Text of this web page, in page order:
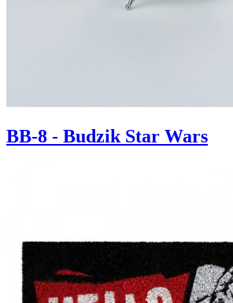
BB-8 - Budzik Star Wars